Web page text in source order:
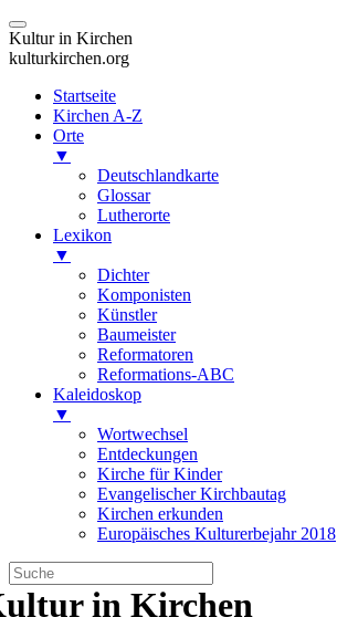
Kultur in Kirchen
kulturkirchen.org
Startseite
Kirchen A-Z
Orte
▼
Deutschlandkarte
Glossar
Lutherorte
Lexikon
▼
Dichter
Komponisten
Künstler
Baumeister
Reformatoren
Reformations-ABC
Kaleidoskop
▼
Wortwechsel
Entdeckungen
Kirche für Kinder
Evangelischer Kirchbautag
Kirchen erkunden
Europäisches Kulturerbejahr 2018
Zum
Inhalt
in Kirchen